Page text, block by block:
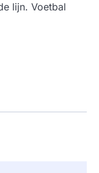
lijn. Voetbal